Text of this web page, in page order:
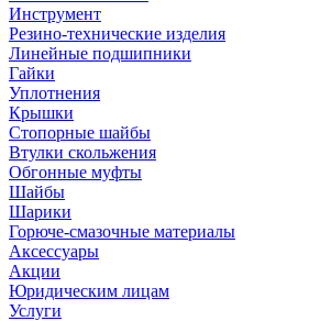
Инструмент
Резино-технические изделия
Линейные подшипники
Гайки
Уплотнения
Крышки
Стопорные шайбы
Втулки скольжения
Обгонные муфты
Шайбы
Шарики
Горюче-смазочные материалы
Аксессуары
Акции
Юридическим лицам
Услуги